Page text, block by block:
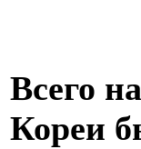
Всего
Кореи